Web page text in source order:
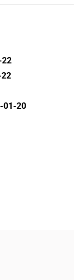
01-20